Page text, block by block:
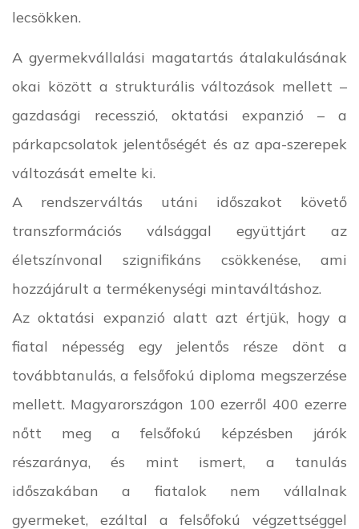
lecsökken.
A gyermekvállalási magatartás átalakulásának
okai között a strukturális változások mellett –
gazdasági recesszió, oktatási expanzió – a
párkapcsolatok jelentőségét és az apa-szerepek
változását emelte ki.
A rendszerváltás utáni időszakot követő
transzformációs válsággal együttjárt az
életszínvonal szignifikáns csökkenése, ami
hozzájárult a termékenységi mintaváltáshoz.
Az oktatási expanzió alatt azt értjük, hogy a
fiatal népesség egy jelentős része dönt a
továbbtanulás, a felsőfokú diploma megszerzése
mellett. Magyarországon 100 ezerről 400 ezerre
nőtt meg a felsőfokú képzésben járók
részaránya, és mint ismert, a tanulás
időszakában a fiatalok nem vállalnak
gyermeket, ezáltal a felsőfokú végzettséggel